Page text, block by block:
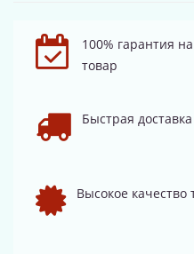
100% гарантия
товар
Быстрая
Высокое качество